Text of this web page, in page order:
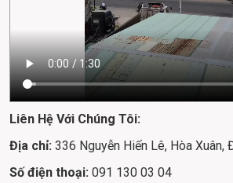
Liên Hệ Với Chúng Tôi:
Địa chỉ: 336 Nguyễn Hiến Lê, Hòa Xuân,
Số điện thoại: 091 130 03 04